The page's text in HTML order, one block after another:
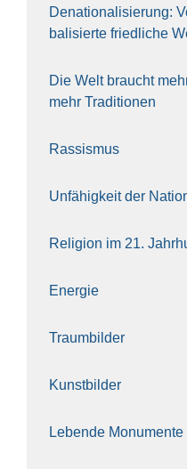
Dena­tio­na­li­sie­rung:
ba­li­sier­te fried­li­che
Die Welt braucht
mehr Tra­di­tio­nen
Ras­sis­mus
Unfä­hig­keit der
Reli­gi­on im 21.
Ener­gie
Traum­bil­der
Kunst­bil­der
Leben­de Monu­men­te